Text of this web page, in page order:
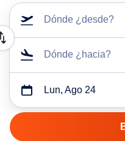
Dónde ¿desde?
Dónde ¿hacia?
Lun, Ago 24